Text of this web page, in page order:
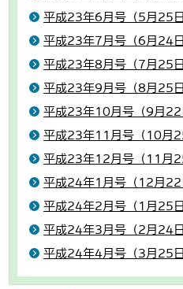
平成23年6月号（5月25日
平成23年7月号（6月24日
平成23年8月号（7月25日
平成23年9月号（8月25日
平成23年10月号（9月22
平成23年11月号（10月
平成23年12月号（11月
平成24年1月号（12月22
平成24年2月号（1月25日
平成24年3月号（2月24日
平成24年4月号（3月25日